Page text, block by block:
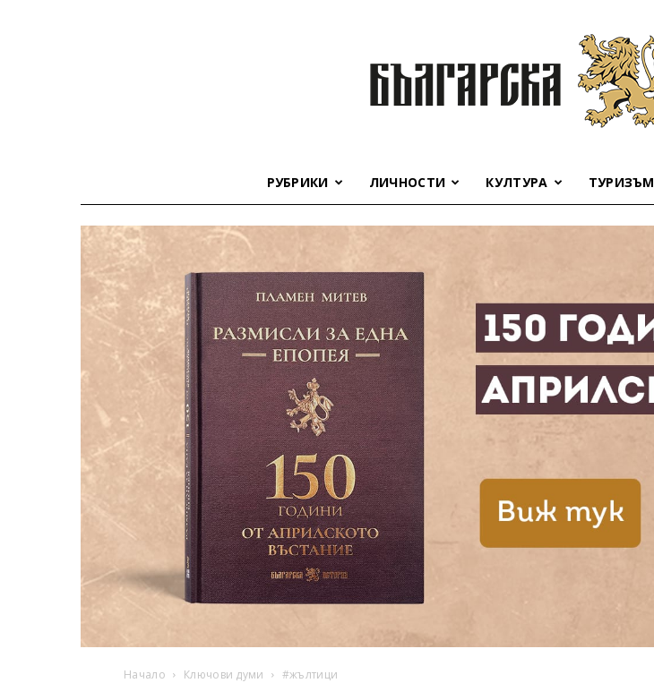
история
РУБРИКИ ЛИЧНОСТИ КУЛТУРА ТУРИЗЪМ
Начало Ключови думи #жълтици